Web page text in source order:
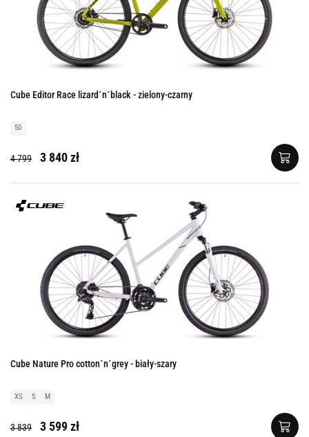
Cube Editor Race lizard´n´black - zielony-czarny
50
4 799 3 840 zł
Cube Nature Pro cotton´n´grey - biały-szary
XS S M
3 839 3 599 zł